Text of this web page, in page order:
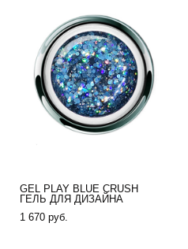
GEL PLAY BLUE CRUSH
ГЕЛЬ ДЛЯ ДИЗАЙНА
1 670 pуб.